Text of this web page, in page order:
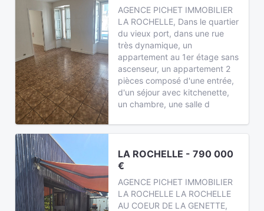
AGENCE PICHET IMMOBILIER
LA ROCHELLE, Dans le quartier
du vieux port, dans une rue
très dynamique, un
appartement au 1er étage sans
ascenseur, un appartement 2
pièces composé d'une entrée,
d'un séjour avec kitchenette,
un chambre, une salle d
LA ROCHELLE - 790 000
€
AGENCE PICHET IMMOBILIER
LA ROCHELLE LA ROCHELLE
AU COEUR DE LA GENETTE,